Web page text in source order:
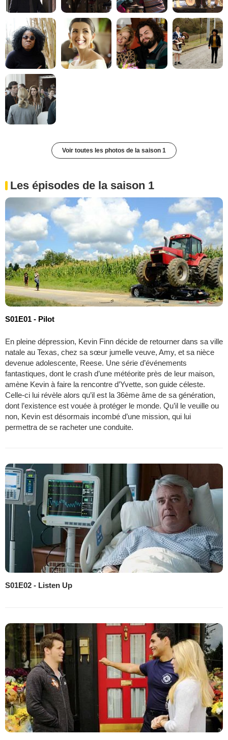
Voir toutes les photos de la saison 1
Les épisodes de la saison 1
S01E01 - Pilot
En pleine dépression, Kevin Finn décide de retourner dans sa ville
natale au Texas, chez sa sœur jumelle veuve, Amy, et sa nièce
devenue adolescente, Reese. Une série d’événements
fantastiques, dont le crash d’une météorite près de leur maison,
amène Kevin à faire la rencontre d’Yvette, son guide céleste.
Celle-ci lui révèle alors qu’il est la 36ème âme de sa génération,
dont l’existence est vouée à protéger le monde. Qu’il le veuille ou
non, Kevin est désormais incombé d’une mission, qui lui
permettra de se racheter une conduite.
S01E02 - Listen Up